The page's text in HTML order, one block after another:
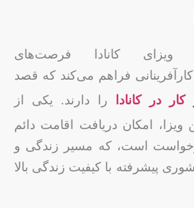
ویزای کانادا فرصت‌های
فراهم می‌کند که قصد
در کانادا
را دارند. یکی از
ویزا، امکان دریافت اقامت دائم
درخواست است، که مسیر زندگی و
پیشرفته با کیفیت زندگی بالا